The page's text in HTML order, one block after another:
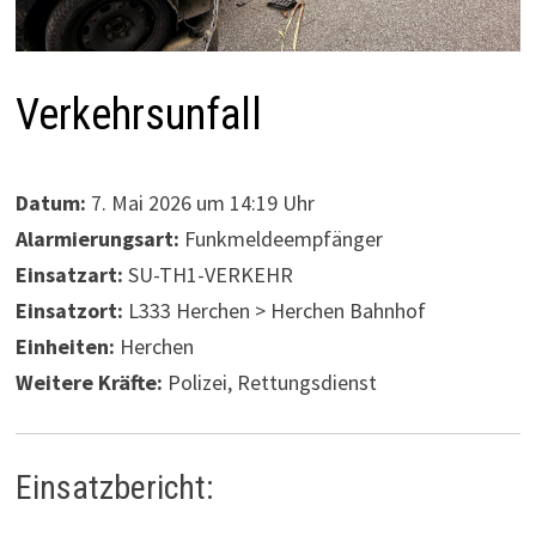
Verkehrsunfall
Datum: 7. Mai 2026 um 14:19 Uhr
Alarmierungsart: Funkmeldeempfänger
Einsatzart: SU-TH1-VERKEHR
Einsatzort: L333 Herchen > Herchen Bahnhof
Einheiten: Herchen
Weitere Kräfte: Polizei, Rettungsdienst
Einsatzbericht: